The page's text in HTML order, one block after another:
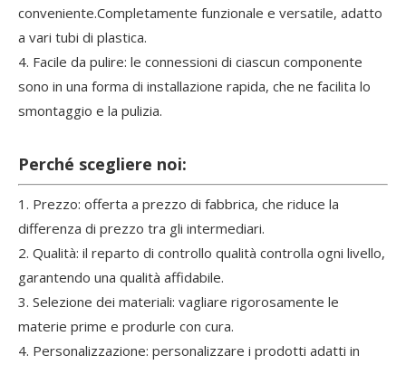
conveniente.Completamente funzionale e versatile, adatto
a vari tubi di plastica.
4. Facile da pulire: le connessioni di ciascun componente
sono in una forma di installazione rapida, che ne facilita lo
smontaggio e la pulizia.
Perché scegliere noi:
1. Prezzo: offerta a prezzo di fabbrica, che riduce la
differenza di prezzo tra gli intermediari.
2. Qualità: il reparto di controllo qualità controlla ogni livello,
garantendo una qualità affidabile.
3. Selezione dei materiali: vagliare rigorosamente le
materie prime e produrle con cura.
4. Personalizzazione: personalizzare i prodotti adatti in